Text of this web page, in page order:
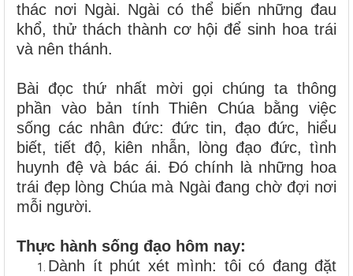
thác nơi Ngài. Ngài có thể biến những đau
khổ, thử thách thành cơ hội để sinh hoa trái
và nên thánh.
Bài đọc thứ nhất mời gọi chúng ta thông
phần vào bản tính Thiên Chúa bằng việc
sống các nhân đức: đức tin, đạo đức, hiểu
biết, tiết độ, kiên nhẫn, lòng đạo đức, tình
huynh đệ và bác ái. Đó chính là những hoa
trái đẹp lòng Chúa mà Ngài đang chờ đợi nơi
mỗi người.
Thực hành sống đạo hôm nay:
Dành ít phút xét mình: tôi có đang đặt